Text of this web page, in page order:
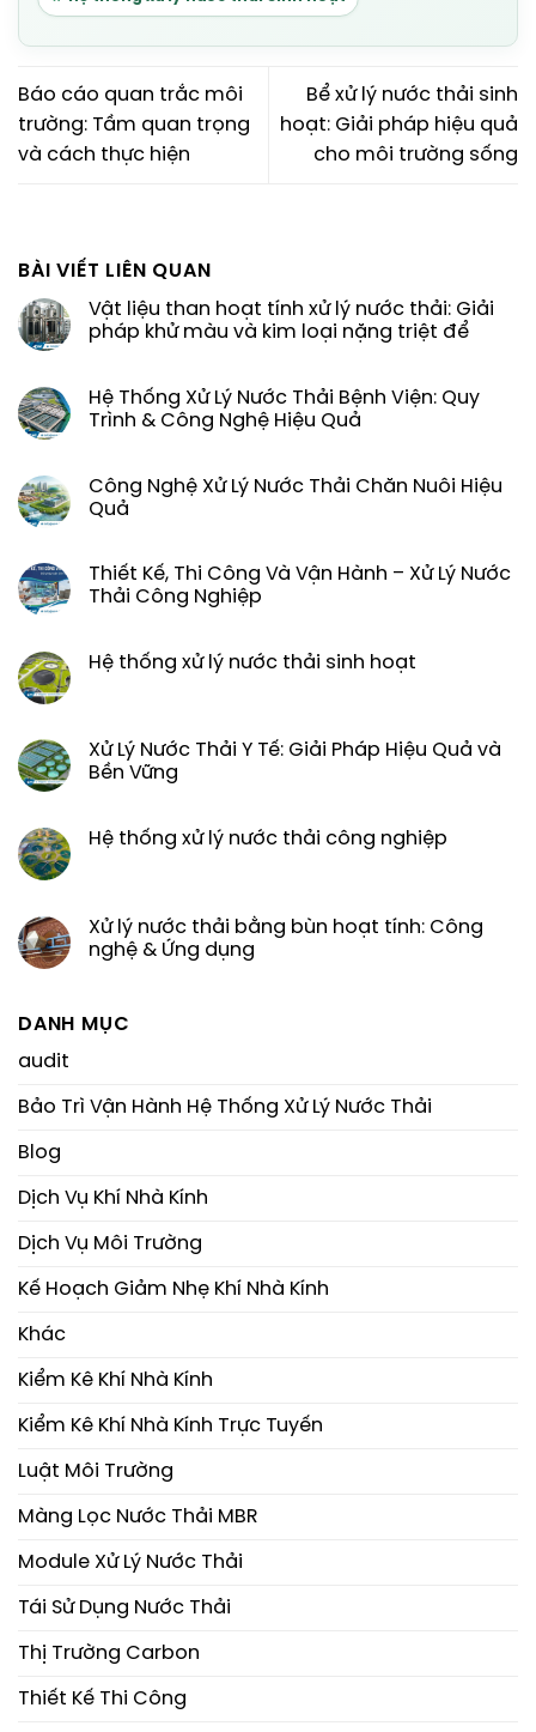
Báo cáo quan trắc môi
trường: Tầm quan trọng
và cách thực hiện
Bể xử lý nước thải sinh
hoạt: Giải pháp hiệu quả
cho môi trường sống
BÀI VIẾT LIÊN QUAN
Vật liệu than hoạt tính xử lý nước thải: Giải
pháp khử màu và kim loại nặng triệt để
Hệ Thống Xử Lý Nước Thải Bệnh Viện: Quy
Trình & Công Nghệ Hiệu Quả
Công Nghệ Xử Lý Nước Thải Chăn Nuôi Hiệu
Quả
Thiết Kế, Thi Công Và Vận Hành – Xử Lý Nước
Thải Công Nghiệp
Hệ thống xử lý nước thải sinh hoạt
Xử Lý Nước Thải Y Tế: Giải Pháp Hiệu Quả và
Bền Vững
Hệ thống xử lý nước thải công nghiệp
Xử lý nước thải bằng bùn hoạt tính: Công
nghệ & Ứng dụng
DANH MỤC
audit
Bảo Trì Vận Hành Hệ Thống Xử Lý Nước Thải
Blog
Dịch Vụ Khí Nhà Kính
Dịch Vụ Môi Trường
Kế Hoạch Giảm Nhẹ Khí Nhà Kính
Khác
Kiểm Kê Khí Nhà Kính
Kiểm Kê Khí Nhà Kính Trực Tuyến
Luật Môi Trường
Màng Lọc Nước Thải MBR
Module Xử Lý Nước Thải
Tái Sử Dụng Nước Thải
Thị Trường Carbon
Thiết Kế Thi Công